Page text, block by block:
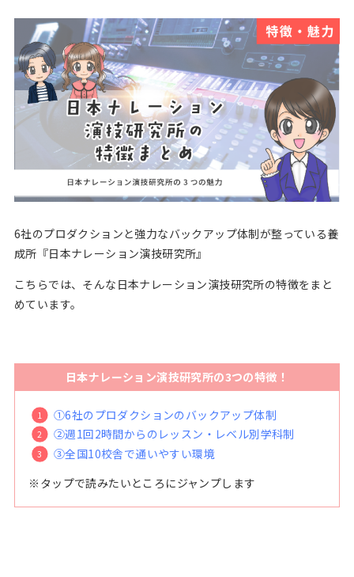
6社のプロダクションと強力なバックアップ体制が整っている養
成所『日本ナレーション演技研究所』
こちらでは、そんな日本ナレーション演技研究所の特徴をまと
めています。
日本ナレーション演技研究所の3つの特徴！
①6社のプロダクションのバックアップ体制
②週1回2時間からのレッスン・レベル別学科制
③全国10校舎で通いやすい環境
※タップで読みたいところにジャンプします